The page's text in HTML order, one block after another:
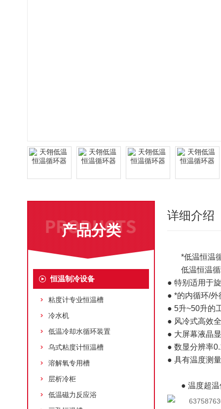
产品分类
恒温制冷设备
粘度计专业恒温槽
冷水机
低温冷却水循环装置
乌式粘度计恒温槽
溶解氧专用槽
层析冷柜
低温磁力反应浴
详细介绍
*低温恒温
低温恒温
● 特别适用于
● *的内循环/
● 5升~50升的
● 风冷式高效
● 大屏幕液晶
● 数显分辨率
● 具有温度测
● 温度超